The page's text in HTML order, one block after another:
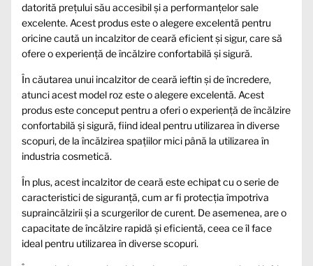
datorită prețului său accesibil și a performanțelor sale
excelente. Acest produs este o alegere excelentă pentru
oricine caută un incalzitor de ceară eficient și sigur, care să
ofere o experiență de încălzire confortabilă și sigură.
În căutarea unui incalzitor de ceară ieftin și de încredere,
atunci acest model roz este o alegere excelentă. Acest
produs este conceput pentru a oferi o experiență de încălzire
confortabilă și sigură, fiind ideal pentru utilizarea în diverse
scopuri, de la încălzirea spațiilor mici până la utilizarea în
industria cosmetică.
În plus, acest incalzitor de ceară este echipat cu o serie de
caracteristici de siguranță, cum ar fi protecția împotriva
supraincălzirii și a scurgerilor de curent. De asemenea, are o
capacitate de încălzire rapidă și eficientă, ceea ce îl face
ideal pentru utilizarea în diverse scopuri.